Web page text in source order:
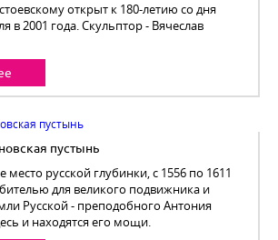
открыт к 180-летию со дня
в 2001 года. Скульптор - Вячеслав
пустынь
место русской глубинки, с 1556 по 1611
для великого подвижника и
Русской - преподобного Антония
и находятся его мощи.